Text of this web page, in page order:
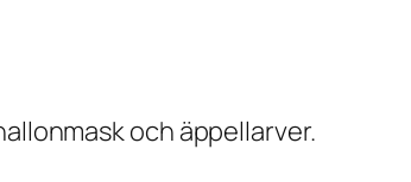
och äppellarver.